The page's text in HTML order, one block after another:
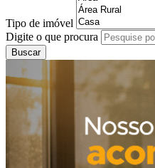
Tipo de imóvel
Digite o que procura
Buscar